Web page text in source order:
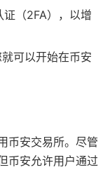
（2FA），以增
可以开始在币安
币安交易所。尽管
币安允许用户通过